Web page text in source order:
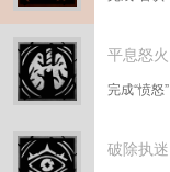
平息怒火
完成“愤怒”
破除执迷